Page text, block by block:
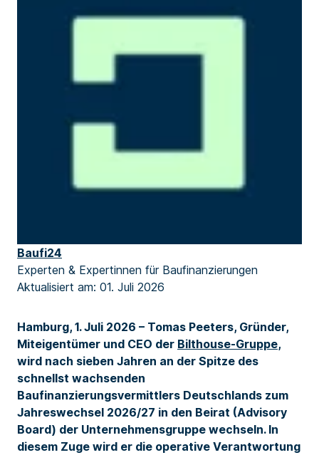
Baufi24
Experten & Expertinnen für Baufinanzierungen
Aktualisiert am: 01. Juli 2026
Hamburg, 1. Juli 2026 – Tomas Peeters, Gründer,
Miteigentümer und CEO der Bilthouse-Gruppe,
wird nach sieben Jahren an der Spitze des
schnellst wachsenden
Baufinanzierungsvermittlers Deutschlands zum
Jahreswechsel 2026/27 in den Beirat (Advisory
Board) der Unternehmensgruppe wechseln. In
diesem Zuge wird er die operative Verantwortung